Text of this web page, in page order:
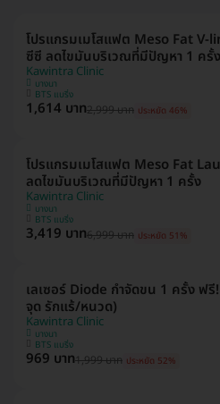
โปรแกรมเมโสแฟต Meso Fat V-
ซีซี ลดไขมันบริเวณที่มีปัญหา 1 ครั้ง
Kawintra Clinic
บางนา
BTS แบริ่ง
1,614 บาท2,999 บาท ประหยัด 46%
โปรแกรมเมโสแฟต Meso Fat
ลดไขมันบริเวณที่มีปัญหา 1 ครั้ง
Kawintra Clinic
บางนา
BTS แบริ่ง
3,419 บาท6,999 บาท ประหยัด 51%
เลเซอร์ Diode กำจัดขน 1 ครั้ง ฟรี
จุด รักแร้/หนวด)
Kawintra Clinic
บางนา
BTS แบริ่ง
969 บาท1,999 บาท ประหยัด 52%